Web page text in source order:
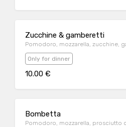
Zucchine & gamberetti
Pomodoro, mozzarella, zucchine,
Only for dinner
10.00 €
Bombetta
Pomodoro, mozzarella, prosciutto